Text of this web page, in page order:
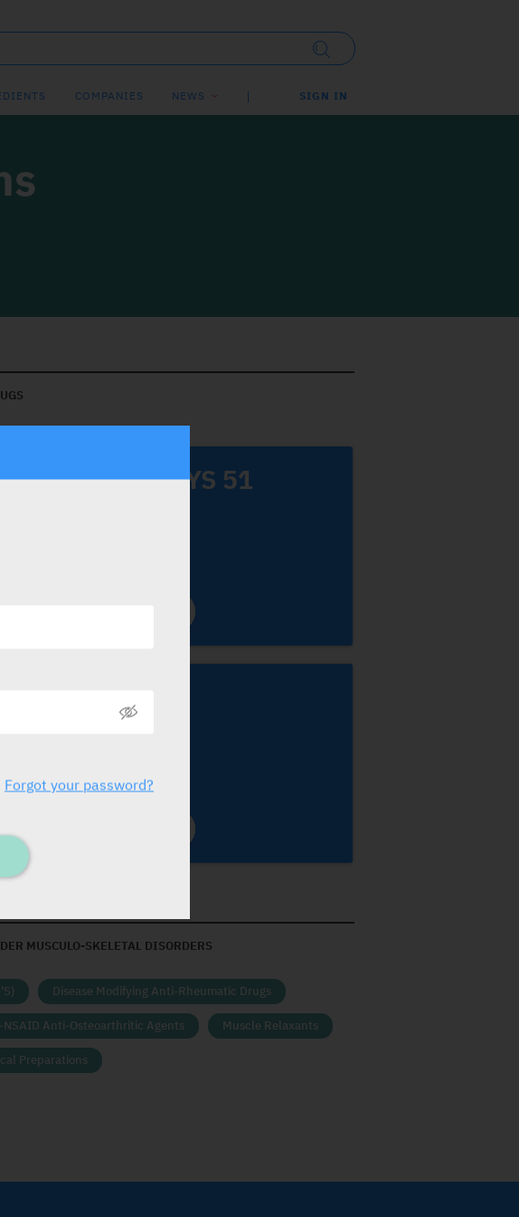
COMPANIES NEWS SIGN IN
EXONDYS 51
Xiapex
MUSCULO-SKELETAL DISORDERS
Disease Modifying Anti-Rheumatic Drugs
Anti-Osteoarthritic Agents Muscle Relaxants
Preparations
Forgot your password?